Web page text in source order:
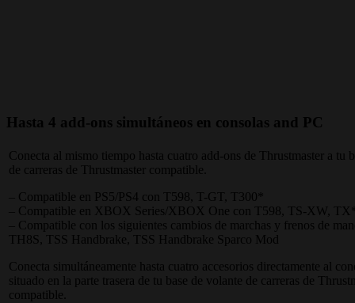
Hasta 4 add-ons simultáneos en consolas and PC
Conecta al mismo tiempo hasta cuatro add-ons de Thrustmaster a tu
de carreras de Thrustmaster compatible.
– Compatible en PS5/PS4 con T598, T-GT, T300*
– Compatible en XBOX Series/XBOX One con T598, TS-XW,
– Compatible con los siguientes cambios de marchas y frenos de
TH8S, TSS Handbrake, TSS Handbrake Sparco Mod
Conecta simultáneamente hasta cuatro accesorios directamente al
situado en la parte trasera de tu base de volante de carreras de
compatible.